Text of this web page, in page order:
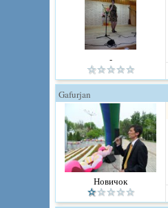
-
Gafurjan
Новичок